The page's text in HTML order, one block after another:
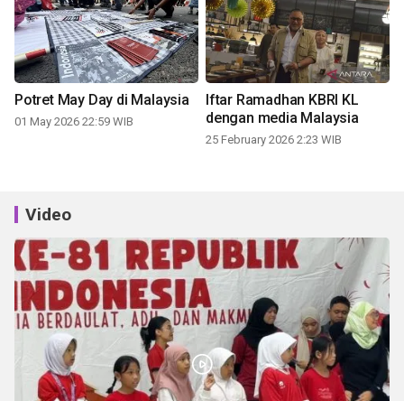
Potret May Day di Malaysia
01 May 2026 22:59 WIB
Iftar Ramadhan KBRI KL
dengan media Malaysia
25 February 2026 2:23 WIB
Video